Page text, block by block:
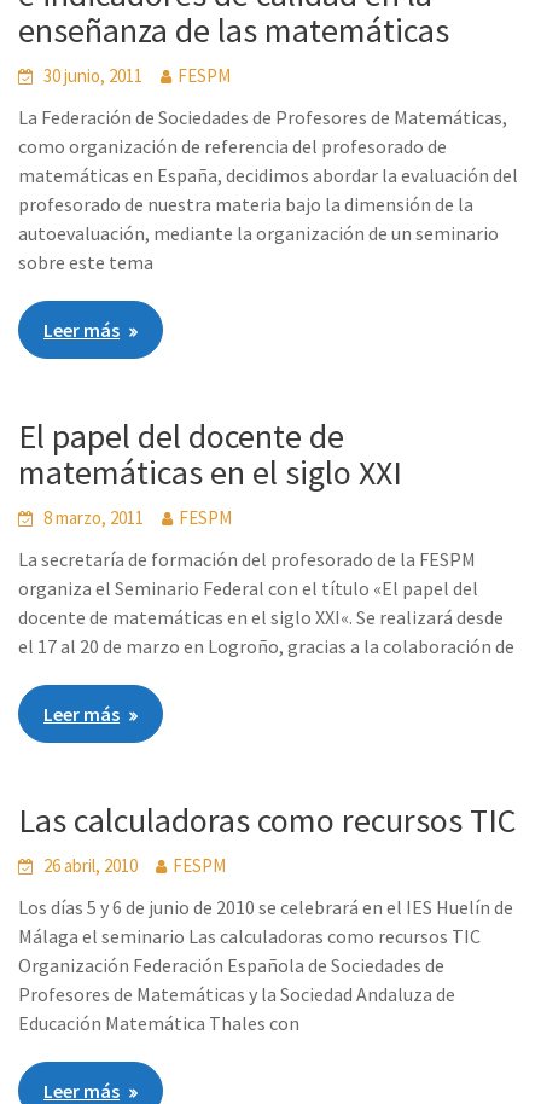
enseñanza de las matemáticas
30 junio, 2011 FESPM
La Federación de Sociedades de Profesores de Matemáticas,
como organización de referencia del profesorado de
matemáticas en España, decidimos abordar la evaluación del
profesorado de nuestra materia bajo la dimensión de la
autoevaluación, mediante la organización de un seminario
sobre este tema
Leer más
El papel del docente de
matemáticas en el siglo XXI
8 marzo, 2011 FESPM
La secretaría de formación del profesorado de la FESPM
organiza el Seminario Federal con el título «El papel del
docente de matemáticas en el siglo XXI«. Se realizará desde
el 17 al 20 de marzo en Logroño, gracias a la colaboración de
Leer más
Las calculadoras como recursos TIC
26 abril, 2010 FESPM
Los días 5 y 6 de junio de 2010 se celebrará en el IES Huelín de
Málaga el seminario Las calculadoras como recursos TIC
Organización Federación Española de Sociedades de
Profesores de Matemáticas y la Sociedad Andaluza de
Educación Matemática Thales con
Leer más